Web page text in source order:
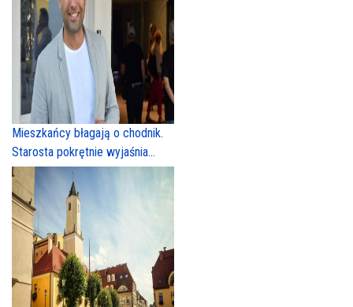
Mieszkańcy błagają o chodnik.
Starosta pokrętnie wyjaśnia...